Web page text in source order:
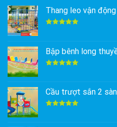
Thang leo vận
Bập bênh long
Cầu trượt sắn 2